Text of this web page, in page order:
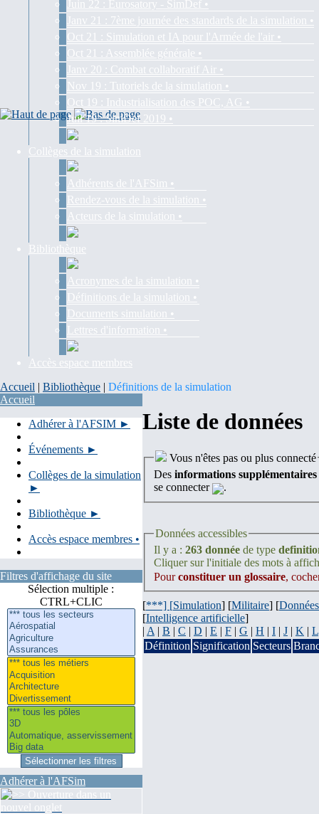
Juin 22 : Eurosatory - SimDef •
Janv 21 : 7ème journée des standards de la simulation •
Oct 21 : Simulation et IA pour l'Armée de l'air •
Oct 21 : Assemblée générale •
Janv 20 : Combat collaboratif Air •
Nov 19 : Tutoriels de la simulation •
Oct 19 : Industrialisation des POC, AG •
Juil 19 : SimDef 2019 •
Collèges de la simulation
Adhérents de l'AFSim •
Rendez-vous de la simulation •
Acteurs de la simulation •
Bibliothèque
Acronymes de la simulation •
Définitions de la simulation •
Documents simulation •
Lettres d'information •
Accès espace membres
Accueil | Bibliothèque | Définitions de la simulation
Accueil
Adhérer à l'AFSIM ►
Événements ►
Collèges de la simulation
►
Bibliothèque ►
Accès espace membres •
Filtres d'affichage du site
Sélection multiple :
CTRL+CLIC
Adhérer à l'AFSim
Liste de données
Vous n'êtes pas ou plus connecté
Des informations supplémentaires
se connecter
.
Données accessibles
Il y a : 263 donnée de type
Cliquer sur l'initiale des mots à
Pourconstituer un glossaire,
[***] [Simulation] [Militaire] [Données
[Intelligence artificielle]
| A | B | C | D | E | F | G | H | I | J | K | L
Définition Signification Secteurs